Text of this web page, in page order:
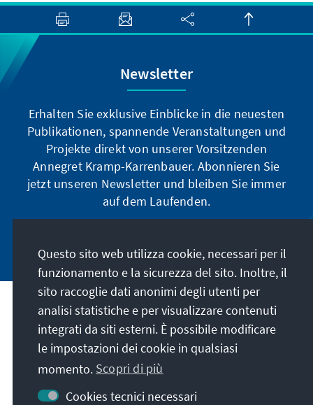
Newsletter
Erhalten Sie exklusive Einblicke in die neuesten
Publikationen, spannende Veranstaltungen und
Projekte direkt von unserer Vorsitzenden
Annegret Kramp-Karrenbauer. Abonnieren Sie
jetzt unseren Newsletter und bleiben Sie immer
auf dem Laufenden.
La nostra missione
Contatto
Altre offerte della fondazione
Questo sito web utilizza cookie, necessari per il
funzionamento e la sicurezza del sito. Inoltre, il
sito raccoglie dati anonimi degli utenti per
analisi statistiche e per visualizzare contenuti
integrati da siti esterni. È possibile modificare
le impostazioni dei cookie in qualsiasi
momento. Scopri di più
Cookies tecnici necessari